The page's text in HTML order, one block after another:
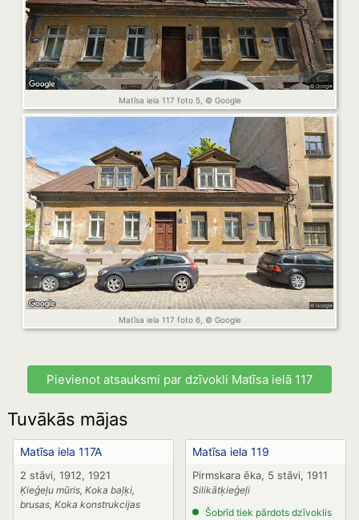
Matīsa iela 117 foto 5, © Google
Matīsa iela 117 foto 6, © Google
Pievienot atsauksmi par dzīvokli Matīsa ielā 117
Tuvākās mājas
Matīsa iela 117A
2 stāvi, 1912, 1921
Ķieģeļu mūris, Koka baļķi,
brusas, Koka konstrukcijas
Matīsa iela 119
Pirmskara ēka, 5 stāvi, 1911
Silikātķieģeļi
Šobrīd tiek pārdots dzīvoklis